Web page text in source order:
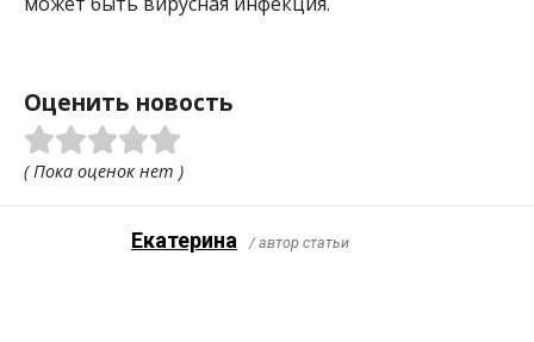
Оценить новость
( Пока оценок нет )
Екатерина / автор статьи